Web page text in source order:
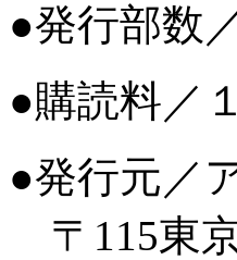
●発行部数
●購読料／
●発行元／
〒115東